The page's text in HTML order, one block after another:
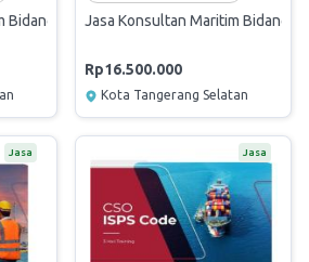
Security - Internal Auditor ISPS CODE
Jasa Konsultan Maritim Bidang
Rp16.500.000
Kota Tangerang Selatan
Jasa Jasa